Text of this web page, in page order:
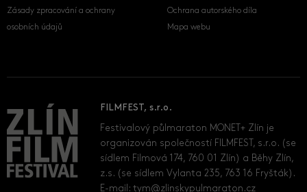
Zásady zpracování a ochrany
osobních údajů
Ochrana autorského díla
Mapa webu
FILMFEST, s.r.o.
Festivalový půlmaraton MONET+ Zlín je
organizován společností FILMFEST, s.r.o. (se
sídlem Filmová 174, 760 01 Zlín) a Běhy Zlín,
z.s. (se sídlem Vylanta 235, 763 16 Fryšták).
E-mail:tym@zlinskypulmaraton.cz